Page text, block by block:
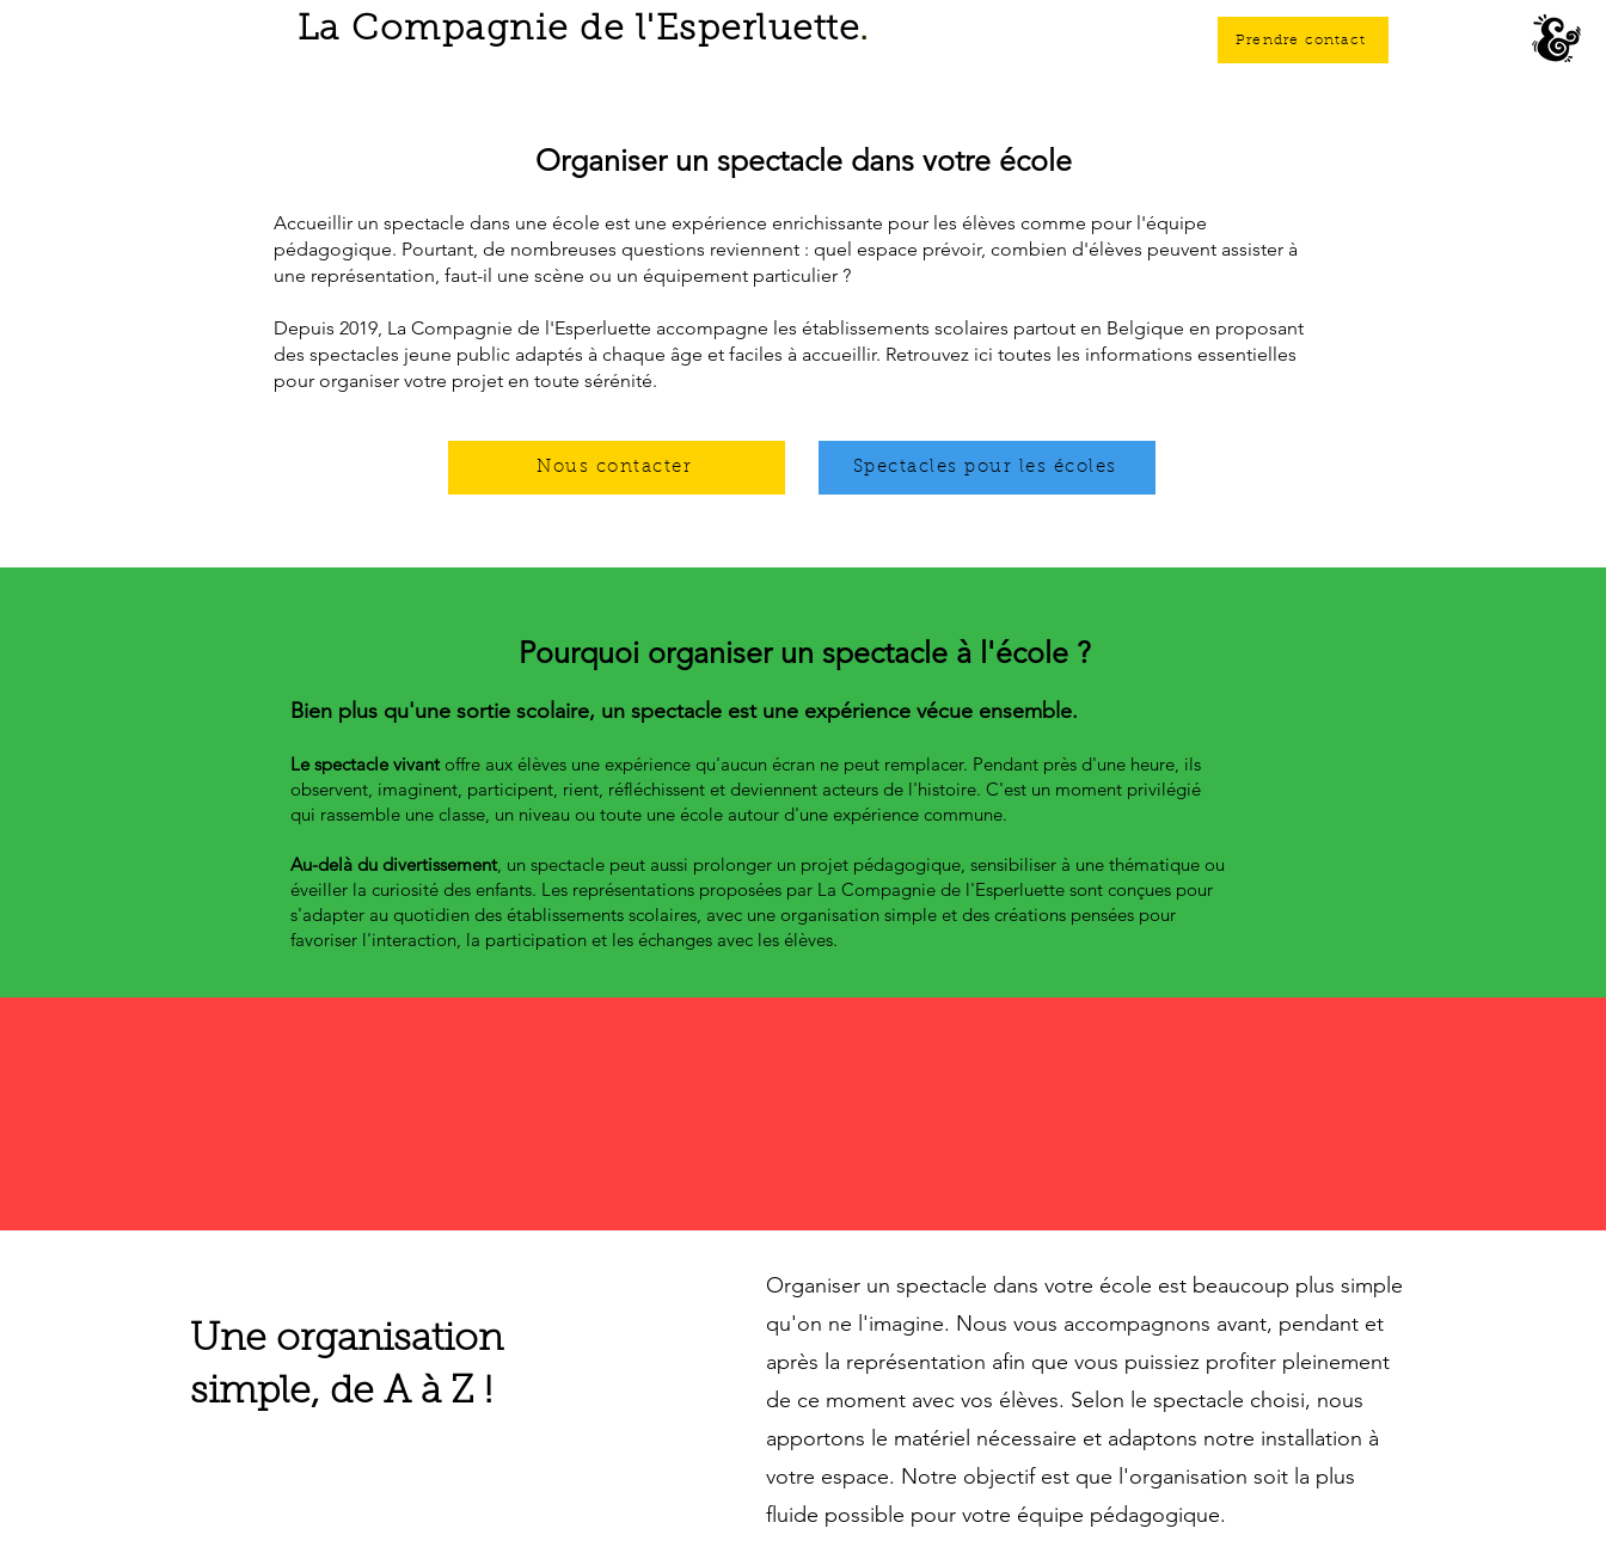
La Compagnie de l'Esperluette. Prendre contact
Organiser un spectacle dans votre école
Accueillir un spectacle dans une école est une expérience enrichissante pour les élèves comme pour l'équipe
pédagogique. Pourtant, de nombreuses questions reviennent : quel espace prévoir, combien d'élèves peuvent assister à
une représentation, faut-il une scène ou un équipement particulier ?
Depuis 2019, La Compagnie de l'Esperluette accompagne les établissements scolaires partout en Belgique en proposant
des spectacles jeune public adaptés à chaque âge et faciles à accueillir. Retrouvez ici toutes les informations essentielles
pour organiser votre projet en toute sérénité.
Nous contacter Spectacles pour les écoles
Pourquoi organiser un spectacle à l'école ?
Bien plus qu'une sortie scolaire, un spectacle est une expérience vécue ensemble.
Le spectacle vivantoffre aux élèves une expérience qu'aucun écran ne peut remplacer. Pendant près d'une heure, ils
observent, imaginent, participent, rient, réfléchissent et deviennent acteurs de l'histoire. C'est un moment privilégié
qui rassemble une classe, un niveau ou toute une école autour d'une expérience commune.
Au-delà du divertissement, un spectacle peut aussi prolonger un projet pédagogique, sensibiliser à une thématique ou
éveiller la curiosité des enfants. Les représentations proposées par La Compagnie de l'Esperluette sont conçues pour
s'adapter au quotidien des établissements scolaires, avec une organisation simple et des créations pensées pour
favoriser l'interaction, la participation et les échanges avec les élèves.
Une organisation
simple, de A à Z !
Organiser un spectacle dans votre école est beaucoup plus simple
qu'on ne l'imagine. Nous vous accompagnons avant, pendant et
après la représentation afin que vous puissiez profiter pleinement
de ce moment avec vos élèves. Selon le spectacle choisi, nous
apportons le matériel nécessaire et adaptons notre installation à
votre espace. Notre objectif est que l'organisation soit la plus
fluide possible pour votre équipe pédagogique.